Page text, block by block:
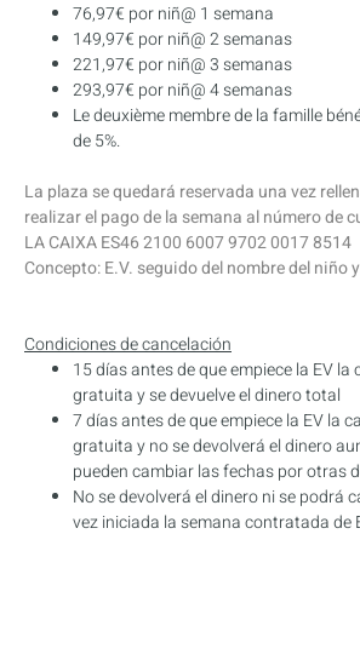
76,97€ por niñ@ 1 semana
149,97€ por niñ@ 2 semanas
221,97€ por niñ@ 3 semanas
293,97€ por niñ@ 4 semanas
Le deuxième membre de la famille
de 5%.
La plaza se quedará reservada una vez
realizar el pago de la semana al número de
LA CAIXAES46 2100 6007 9702 0017 8514
Concepto: E.V. seguido del nombre del niño
Condiciones de cancelación
15 días antes de que empiece la EV la
gratuita y se devuelve el dinero total
7 días antes de que empiece la EV la
gratuita y no se devolverá el dinero
pueden cambiar las fechas por otras
No se devolverá el dinero ni se podrá
vez iniciada la semana contratada de